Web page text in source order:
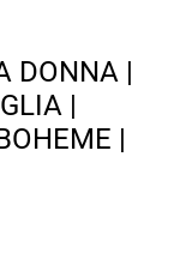
DONNA |
|
|